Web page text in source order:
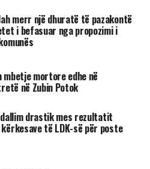
në orët e pasditës, policia
Hakik Qajanin me pretekst të
çdo ditë thirret edhe babai i
në pyetje u mor edhe
merr një dhuratë të pazakontë
i befasuar nga propozimi i
mortore edhe në
në Zubin Potok
drastik mes rezultatit
të LDK-së për poste